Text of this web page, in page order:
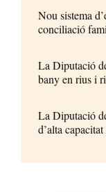
Nou sistema
conciliació
La Diputació
bany en rius i
La Diputació
d’alta